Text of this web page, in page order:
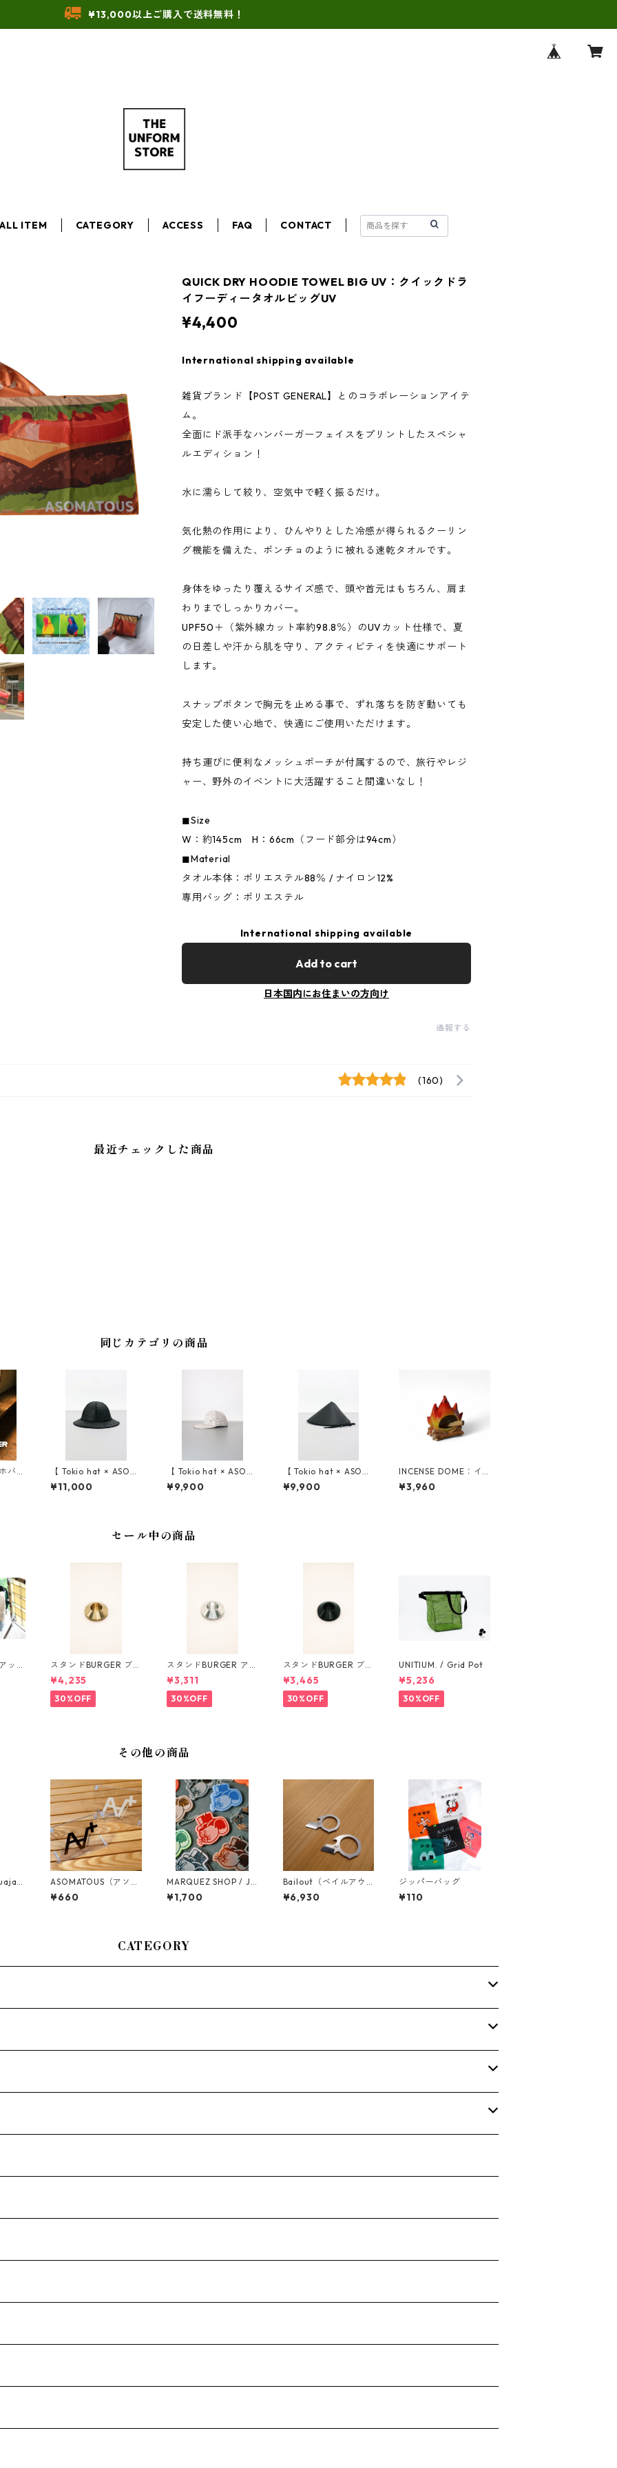
¥13,000以上ご購入で送料無料！
ALL ITEM CATEGORY ACCESS FAQ CONTACT
QUICK DRY HOODIE TOWEL BIG UV：クイックドラ
イフーディータオルビッグUV
¥4,400
International shipping available
雑貨ブランド【POST GENERAL】とのコラボレーションアイテ
ム。
全面にド派手なハンバーガーフェイスをプリントしたスペシャ
ルエディション！
水に濡らして絞り、空気中で軽く振るだけ。
気化熱の作用により、ひんやりとした冷感が得られるクーリン
グ機能を備えた、ポンチョのように被れる速乾タオルです。
身体をゆったり覆えるサイズ感で、頭や首元はもちろん、肩ま
わりまでしっかりカバー。
UPF50＋（紫外線カット率約98.8％）のUVカット仕様で、夏
の日差しや汗から肌を守り、アクティビティを快適にサポート
します。
スナップボタンで胸元を止める事で、ずれ落ちを防ぎ動いても
安定した使い心地で、快適にご使用いただけます。
持ち運びに便利なメッシュポーチが付属するので、旅行やレジ
ャー、野外のイベントに大活躍すること間違いなし！
◼︎Size
W：約145cm H：66cm（フード部分は94cm）
◼︎Material
タオル本体：ポリエステル88％ / ナイロン12%
専用バッグ：ポリエステル
International shipping available
Add to cart
日本国内にお住まいの方向け
通報する
(160)
最近チェックした商品
同じカテゴリの商品
バー
【 Tokio hat × ASOM
ATOUS （トーキョー
ハット × アソマタス）
¥11,000
【 Tokio hat × ASOM
ATOUS （トーキョー
ハット × アソマタス）
¥9,900
【 Tokio hat × ASOM
ATOUS （トーキョー
ハット × アソマタス）
¥9,900
INCENSE DOME：イ
ンセンスドーム｢焚火｣
¥3,960
セール中の商品
ップ
スタンドBURGER ブラ
ス
¥4,235
30%OFF
スタンドBURGER アル
ミ
¥3,311
30%OFF
スタンドBURGER ブラ
ック
¥3,465
30%OFF
UNITIUM. / Grid Pot
¥5,236
30%OFF
その他の商品
ASOMATOUS（アソマ
タス）「A∀＋」カッ
ティングステッカー
¥660
MARQUEZ SHOP / Je
rry Marquez Face キ
ーホルダー
¥1,700
Bailout（ベイルアウ
ト） ストーンウォッ
シュ
¥6,930
ジッパーバッグ
¥110
CATEGORY